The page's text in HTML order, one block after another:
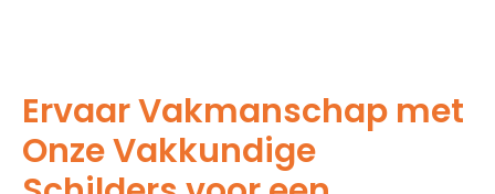
Ervaar Vakmanschap met
Onze Vakkundige